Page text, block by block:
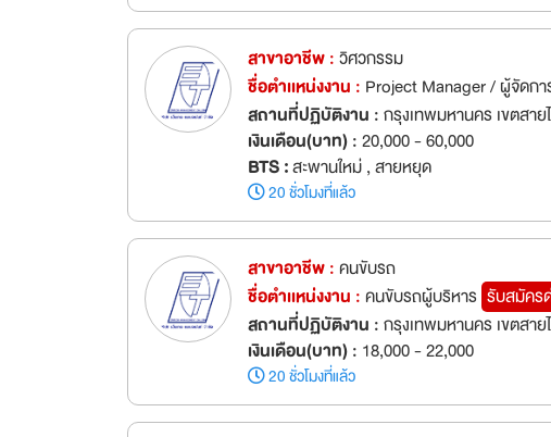
สาขาอาชีพ :วิศวกรรม
ชื่อตำเเหน่งงาน : Project Manager / ผู้จัดกา
สถานที่ปฏิบัติงาน :กรุงเทพมหานคร เขตสาย
เงินเดือน(บาท) :20,000 - 60,000
BTS :สะพานใหม่ , สายหยุด
20 ชั่วโมงที่แล้ว
สาขาอาชีพ :คนขับรถ
ชื่อตำเเหน่งงาน :คนขับรถผู้บริหาร รับสมัคร
สถานที่ปฏิบัติงาน :กรุงเทพมหานคร เขตสาย
เงินเดือน(บาท) : 18,000 - 22,000
20 ชั่วโมงที่แล้ว